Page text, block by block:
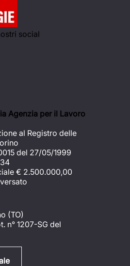
social
Agenzia per il Lavoro
al Registro delle
del 27/05/1999
€ 2.500.000,00
(TO)
n° 1207-SG del